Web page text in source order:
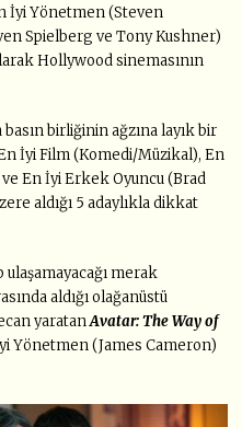
İyi Yönetmen (Steven
Spielberg ve Tony Kushner)
Hollywood sinemasının
birliğinin ağzına layık bir
İyi Film (Komedi/Müzikal), En
En İyi Erkek Oyuncu (Brad
aldığı 5 adaylıkla dikkat
ulaşamayacağı merak
aldığı olağanüstü
yaratanAvatar: The Way of
Yönetmen (James Cameron)